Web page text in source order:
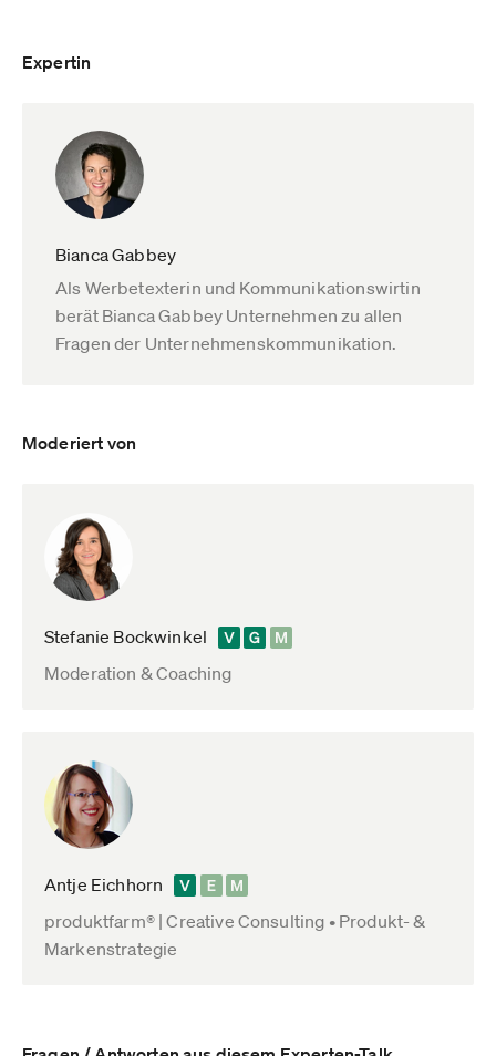
Expertin
Bianca Gabbey
Als Werbetexterin und Kommunikationswirtin
berät Bianca Gabbey Unternehmen zu allen
Fragen der Unternehmenskommunikation.
Moderiert von
Stefanie Bockwinkel
Moderation & Coaching
Antje Eichhorn
produktfarm® | Creative Consulting • Produkt- &
Markenstrategie